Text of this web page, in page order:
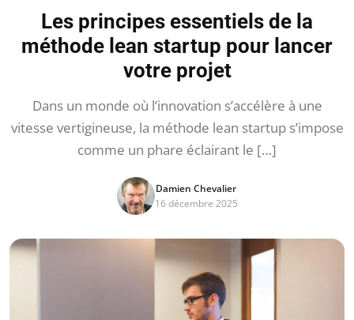
Les principes essentiels de la
méthode lean startup pour lancer
votre projet
Dans un monde où l’innovation s’accélère à une
vitesse vertigineuse, la méthode lean startup s’impose
comme un phare éclairant le […]
Damien Chevalier
16 décembre 2025